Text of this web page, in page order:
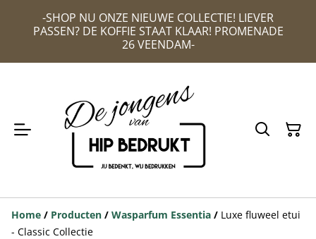
-SHOP NU ONZE NIEUWE COLLECTIE! LIEVER
PASSEN? DE KOFFIE STAAT KLAAR! PROMENADE
26 VEENDAM-
Home / Producten / Wasparfum Essentia / Luxe fluweel etui
- Classic Collectie